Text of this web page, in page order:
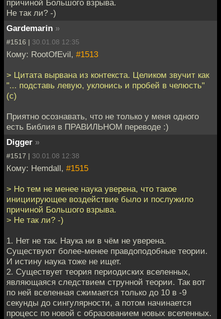
причиной Большого взрыва.
Не так ли? -)
Gardemarin »
#1516 | 30.01.08 12:35
Кому: RootOfEvil, #1513
> Цитата вырвана из контекста. Целиком звучит как
"... подставь левую, уклонись и пробей в челюсть"
(с)
Приятно осознавать, что не только у меня одного
есть Библия в ПРАВИЛЬНОМ переводе :)
Digger »
#1517 | 30.01.08 12:38
Кому: Hemdall, #1515
> Но тем не менее наука уверена, что такое
инициирующее воздействие было и послужило
причиной Большого взрыва.
> Не так ли? -)
1. Нет не так. Наука ни в чём не уверена.
Существуют более-менее правдоподобные теории.
И истину наука тоже не ищет.
2. Существует теория периодиских вселенных,
являющаяся следствием струнной теории. Так вот
по ней вселенная сжимается только до 10 в -9
секунды до сингулярности, а потом начинается
процесс по новой с образованием новых вселенных.